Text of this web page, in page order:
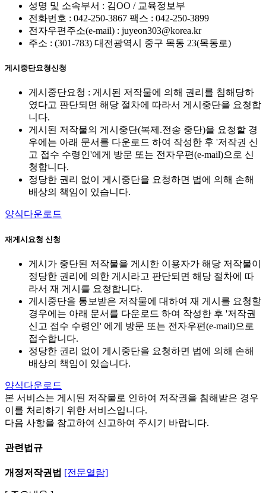
성명 및 소속부서 : 김OO / 교육정보부
전화번호 : 042-250-3867 팩스 : 042-250-3899
전자우편주소(e-mail) : juyeon303@korea.kr
주소 : (301-783) 대전광역시 중구 목동 23(목동로)
게시중단요청신청
게시중단요청 : 게시된 저작물에 의해 권리를 침해당하
였다고 판단되면 해당 절차에 따라서 게시중단을 요청합
니다.
게시된 저작물의 게시중단(복제.전송 중단)을 요청할 경
우에는 아래 문서를 다운로드 하여 작성한 후 '저작권 신
고 접수 수령인'에게 방문 또는 전자우편(e-mail)으로 신
청합니다.
정당한 권리 없이 게시중단을 요청하면 법에 의해 손해
배상의 책임이 있습니다.
양식다운로드
재게시요청 신청
게시가 중단된 저작물을 게시한 이용자가 해당 저작물이
정당한 권리에 의한 게시라고 판단되면 해당 절차에 따
라서 재 게시를 요청합니다.
게시중단을 통보받은 저작물에 대하여 재 게시를 요청할
경우에는 아래 문서를 다운로드 하여 작성한 후 '저작권
신고 접수 수령인' 에게 방문 또는 전자우편(e-mail)으로
접수합니다.
정당한 권리 없이 게시중단을 요청하면 법에 의해 손해
배상의 책임이 있습니다.
양식다운로드
본 서비스는 게시된 저작물로 인하여 저작권을 침해받은 경우
이를 처리하기 위한 서비스입니다.
다음 사항을 참고하여 신고하여 주시기 바랍니다.
관련법규
개정저작권법 [전문열람]